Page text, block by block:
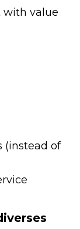
with value
(instead of